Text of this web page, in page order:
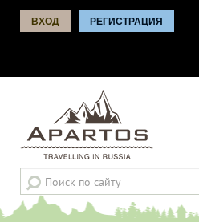
ВХОД РЕГИСТРАЦИЯ